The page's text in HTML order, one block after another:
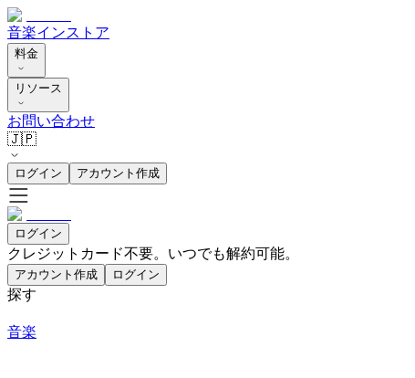
音楽インストア
料金
リソース
お問い合わせ
🇯🇵
ログイン アカウント作成
ログイン
クレジットカード不要。いつでも解約可能。
アカウント作成 ログイン
探す
音楽